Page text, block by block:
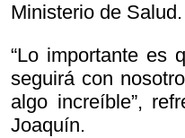
Ministerio de Salud.
“Lo importante es
seguirá con
algo increíble”,
Joaquín.